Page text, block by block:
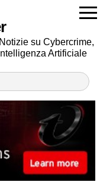
su Cybercrime,
Artificiale